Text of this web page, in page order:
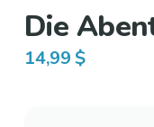
Die
14,99 $